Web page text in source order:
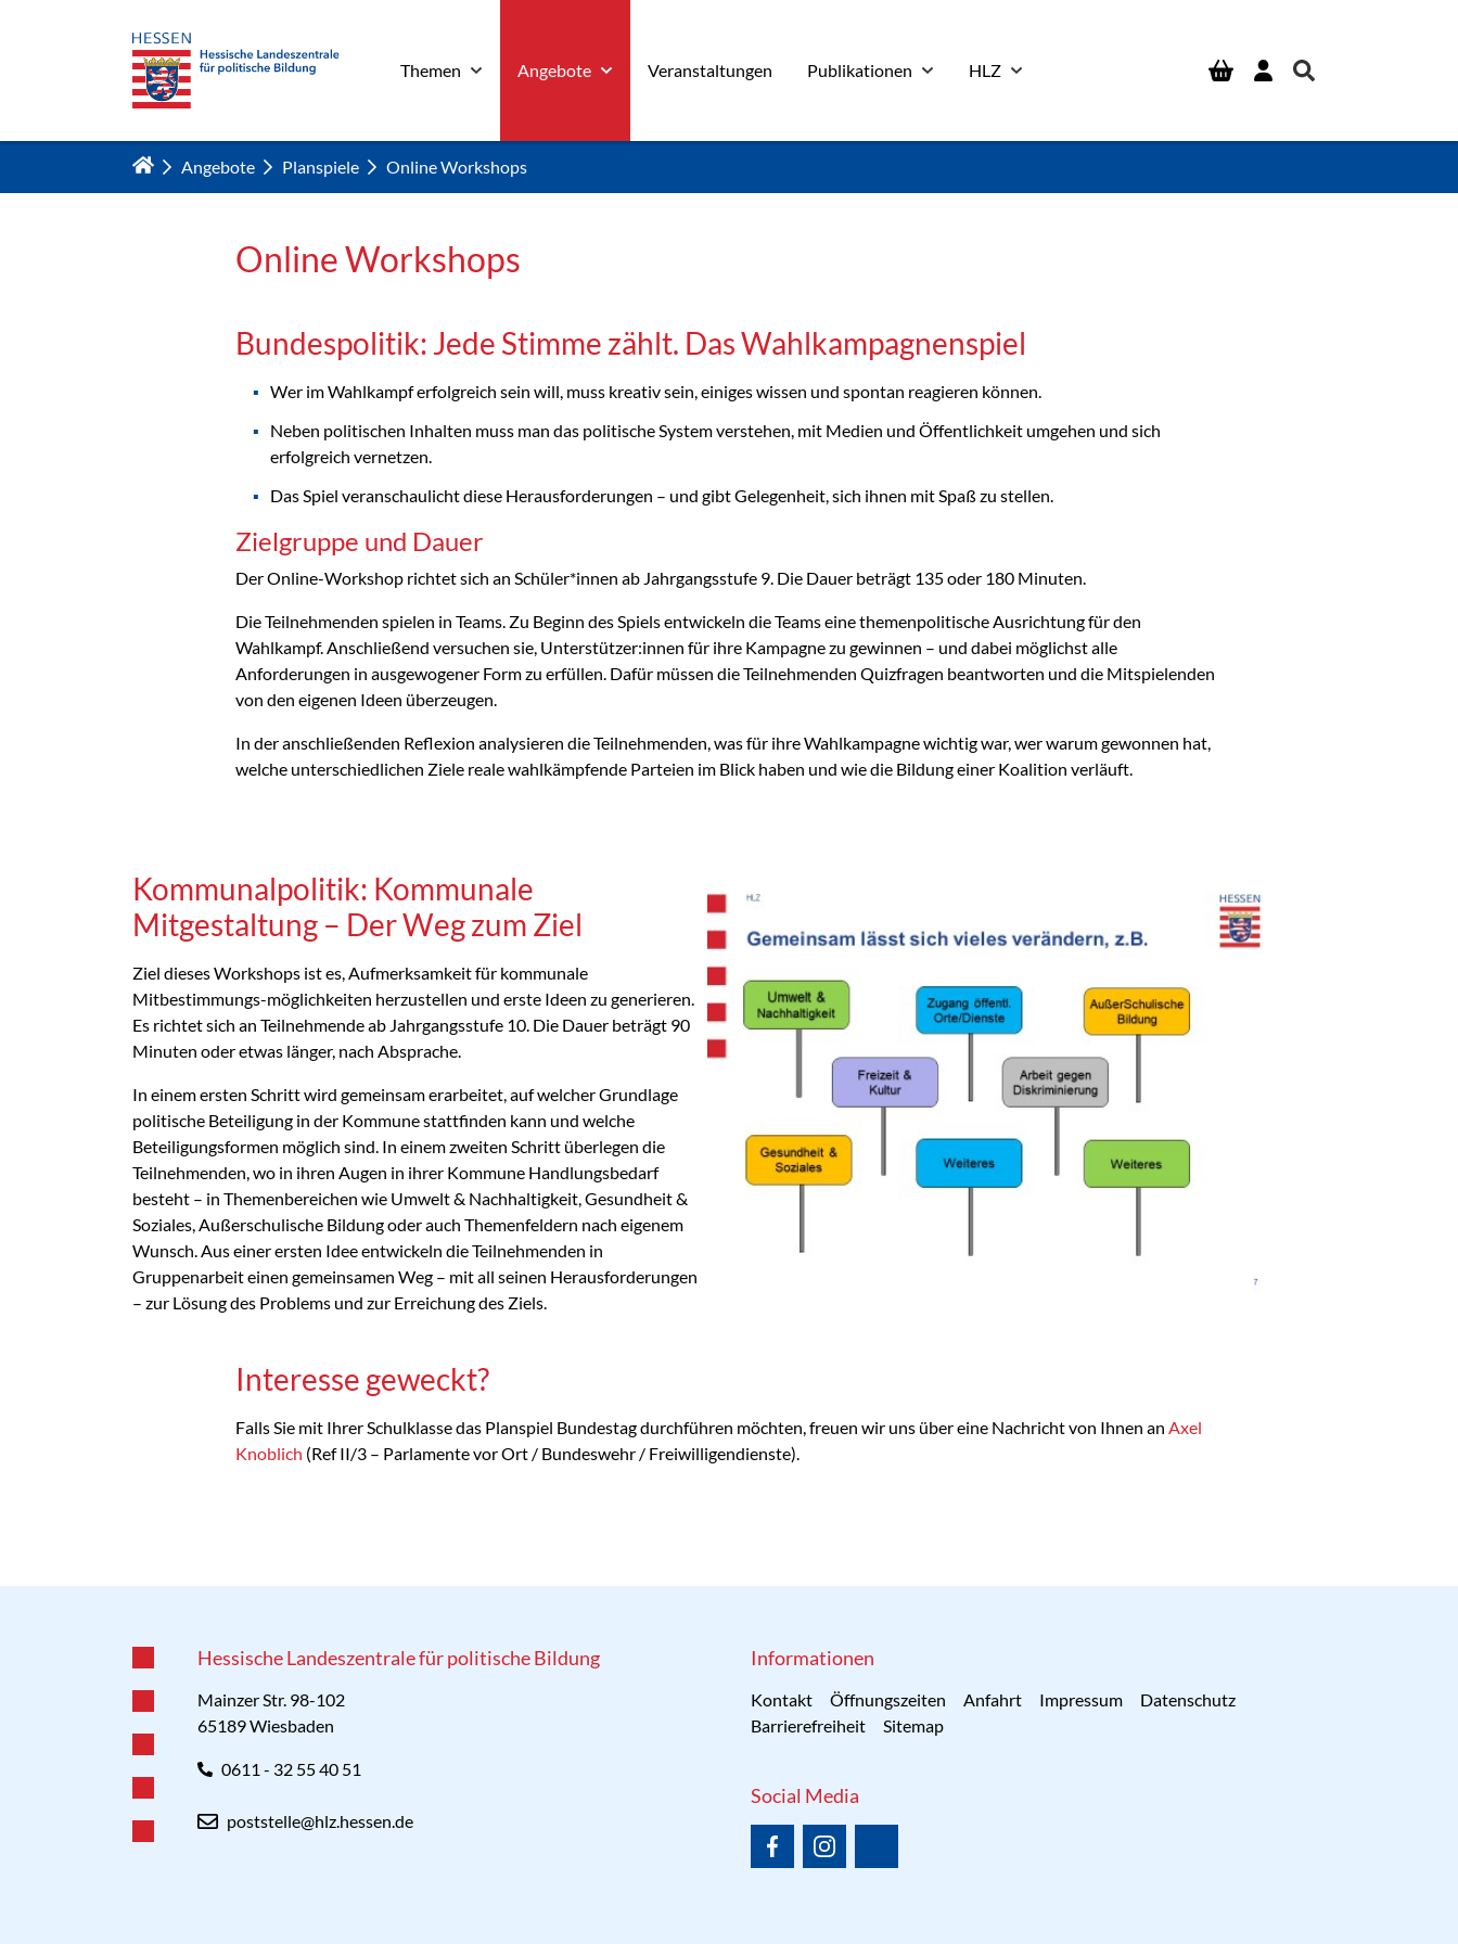
Zum Hauptinhalt springen
Themen Angebote Veranstaltungen Publikationen HLZ
Angebote Planspiele Online Workshops
Online Workshops
Bundespolitik: Jede Stimme zählt. Das Wahlkampagnenspiel
Wer im Wahlkampf erfolgreich sein will, muss kreativ sein, einiges wissen und spontan reagieren können.
Neben politischen Inhalten muss man das politische System verstehen, mit Medien und Öffentlichkeit umgehen und sich
erfolgreich vernetzen.
Das Spiel veranschaulicht diese Herausforderungen – und gibt Gelegenheit, sich ihnen mit Spaß zu stellen.
Zielgruppe und Dauer
Der Online-Workshop richtet sich an Schüler*innen ab Jahrgangsstufe 9. Die Dauer beträgt 135 oder 180 Minuten.
Die Teilnehmenden spielen in Teams. Zu Beginn des Spiels entwickeln die Teams eine themenpolitische Ausrichtung für den
Wahlkampf. Anschließend versuchen sie, Unterstützer:innen für ihre Kampagne zu gewinnen – und dabei möglichst alle
Anforderungen in ausgewogener Form zu erfüllen. Dafür müssen die Teilnehmenden Quizfragen beantworten und die Mitspielenden
von den eigenen Ideen überzeugen.
In der anschließenden Reflexion analysieren die Teilnehmenden, was für ihre Wahl­kampagne wichtig war, wer warum gewonnen hat,
welche unterschiedlichen Ziele reale wahlkämpfende Parteien im Blick haben und wie die Bildung einer Koalition verläuft.
Kommunalpolitik: Kommunale
Mitgestaltung – Der Weg zum Ziel
Ziel dieses Workshops ist es, Aufmerksamkeit für kommunale
Mitbestimmungs-möglichkeiten herzustellen und erste Ideen zu generieren.
Es richtet sich an Teilnehmende ab Jahrgangsstufe 10. Die Dauer beträgt 90
Minuten oder etwas länger, nach Absprache.
In einem ersten Schritt wird gemeinsam erarbeitet, auf welcher Grundlage
politische Beteiligung in der Kommune stattfinden kann und welche
Beteiligungsformen möglich sind. In einem zweiten Schritt überlegen die
Teilnehmenden, wo in ihren Augen in ihrer Kommune Handlungsbedarf
besteht – in Themenbereichen wie Umwelt & Nachhaltigkeit, Gesundheit &
Soziales, Außerschulische Bildung oder auch Themenfeldern nach eigenem
Wunsch. Aus einer ersten Idee entwickeln die Teilnehmenden in
Gruppenarbeit einen gemeinsamen Weg – mit all seinen Herausforderungen
– zur Lösung des Problems und zur Erreichung des Ziels.
Interesse geweckt?
Falls Sie mit Ihrer Schulklasse das Planspiel Bundestag durchführen möchten, freuen wir uns über eine Nachricht von Ihnen an Axel
Knoblich (Ref II/3 – Parlamente vor Ort / Bundeswehr / Freiwilligendienste).
Hessische Landeszentrale für politische Bildung
Mainzer Str. 98-102
65189 Wiesbaden
0611 - 32 55 40 51
poststelle@hlz.hessen.de
Informationen
Kontakt Öffnungszeiten Anfahrt Impressum
Datenschutz
Barrierefreiheit
Sitemap
Social Media